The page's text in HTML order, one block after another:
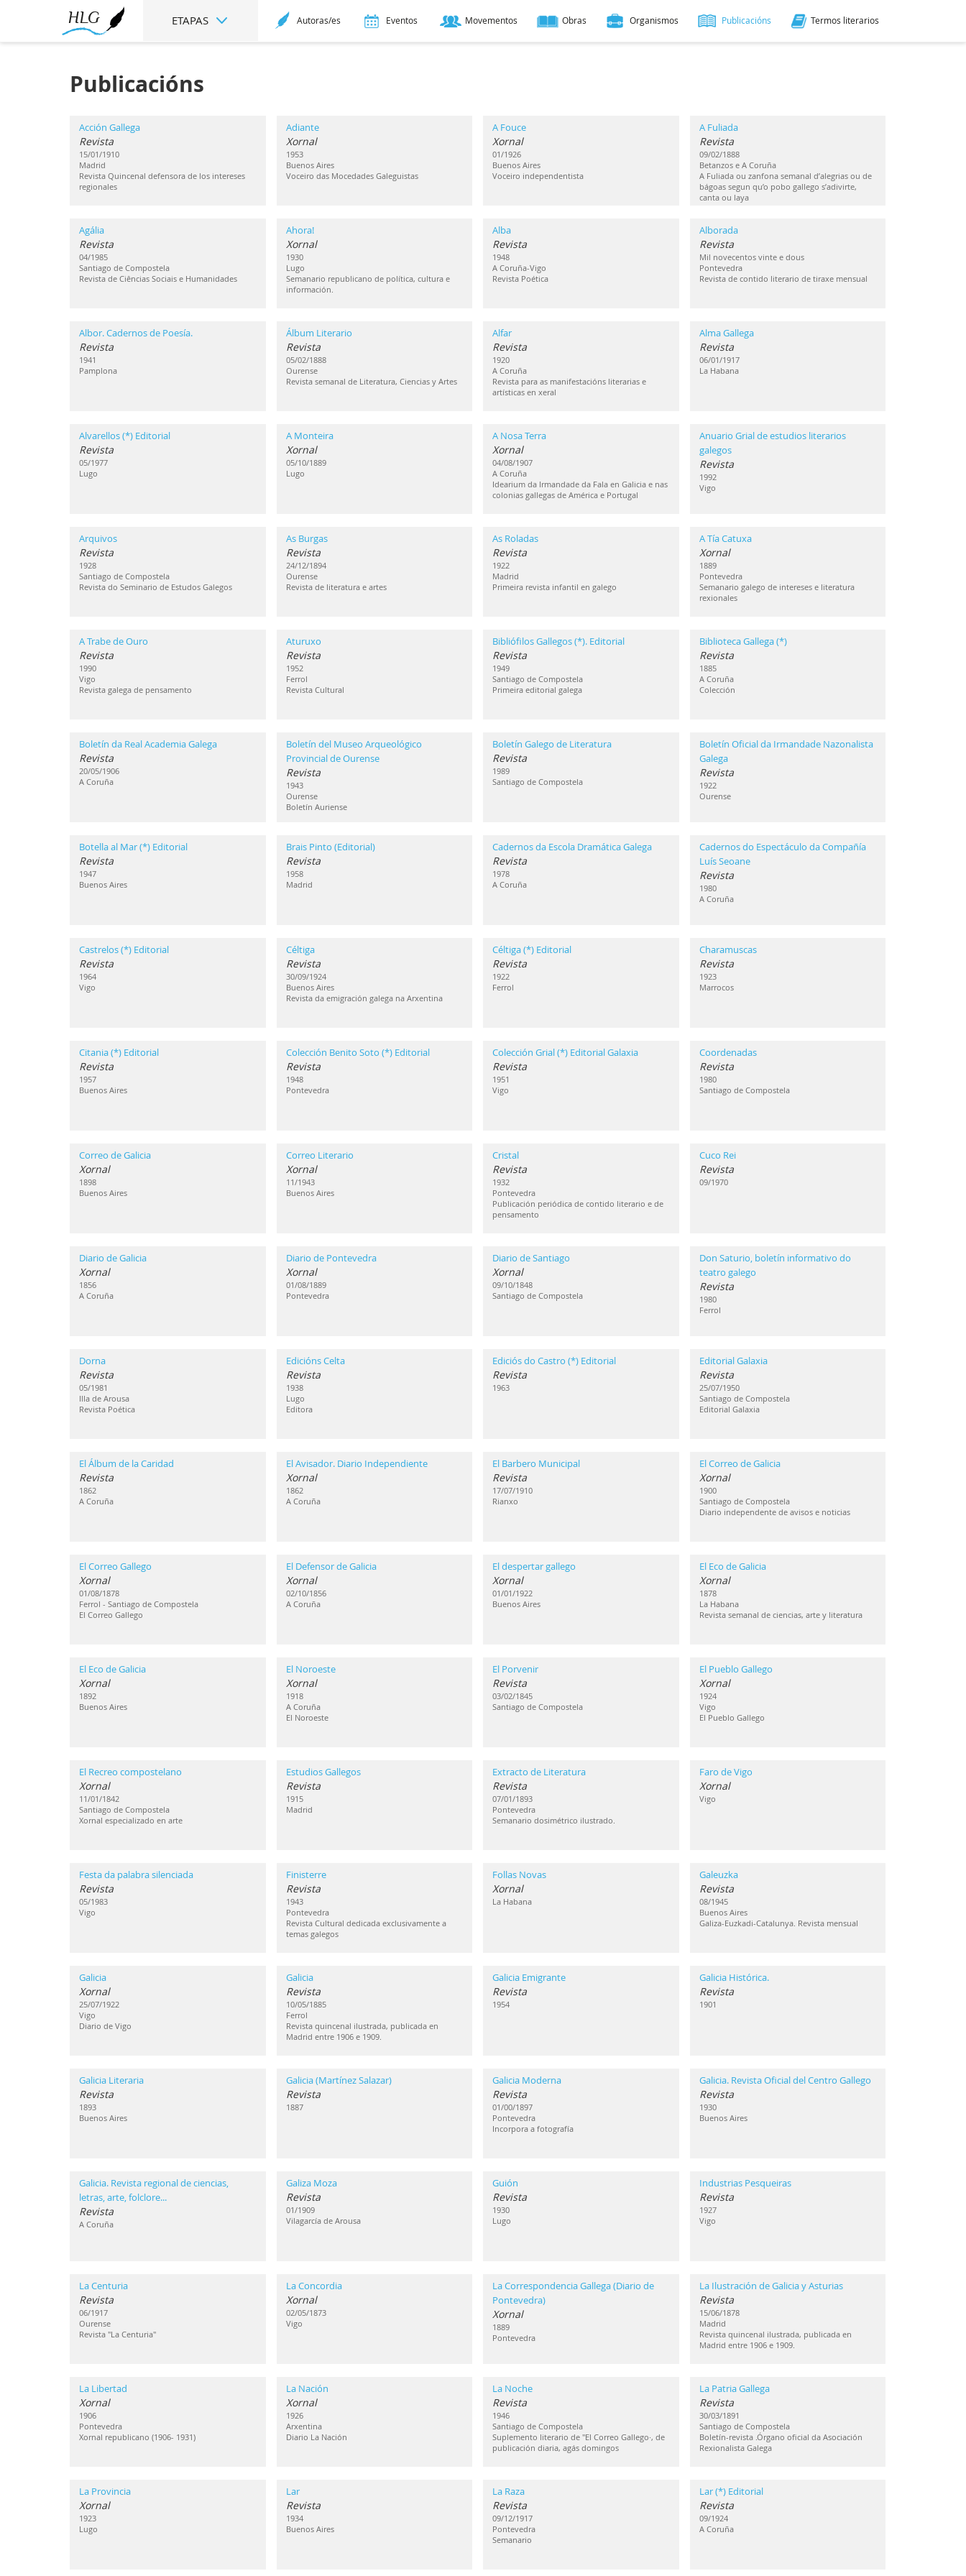
ETAPAS Autoras/es Eventos Movementos Obras Organismos Publicacións Termos literarios
Publicacións
Acción Gallega
Revista
15/01/1910
Madrid
Revista Quincenal defensora de los intereses
regionales
Adiante
Xornal
1953
Buenos Aires
Voceiro das Mocedades Galeguistas
A Fouce
Xornal
01/1926
Buenos Aires
Voceiro independentista
A Fuliada
Revista
09/02/1888
Betanzos e A Coruña
A Fuliada ou zanfona semanal d’alegrias ou de
bágoas segun qu’o pobo gallego s’adivirte,
canta ou laya
Agália
Revista
04/1985
Santiago de Compostela
Revista de Ciências Sociais e Humanidades
Ahora!
Xornal
1930
Lugo
Semanario republicano de política, cultura e
información.
Alba
Revista
1948
A Coruña-Vigo
Revista Poética
Alborada
Revista
Mil novecentos vinte e dous
Pontevedra
Revista de contido literario de tiraxe mensual
Albor. Cadernos de Poesía.
Revista
1941
Pamplona
Álbum Literario
Revista
05/02/1888
Ourense
Revista semanal de Literatura, Ciencias y Artes
Alfar
Revista
1920
A Coruña
Revista para as manifestacións literarias e
artísticas en xeral
Alma Gallega
Revista
06/01/1917
La Habana
Alvarellos (*) Editorial
Revista
05/1977
Lugo
A Monteira
Xornal
05/10/1889
Lugo
A Nosa Terra
Xornal
04/08/1907
A Coruña
Idearium da Irmandade da Fala en Galicia e nas
colonias gallegas de América e Portugal
Anuario Grial de estudios literarios
galegos
Revista
1992
Vigo
Arquivos
Revista
1928
Santiago de Compostela
Revista do Seminario de Estudos Galegos
As Burgas
Revista
24/12/1894
Ourense
Revista de literatura e artes
As Roladas
Revista
1922
Madrid
Primeira revista infantil en galego
A Tía Catuxa
Xornal
1889
Pontevedra
Semanario galego de intereses e literatura
rexionales
A Trabe de Ouro
Revista
1990
Vigo
Revista galega de pensamento
Aturuxo
Revista
1952
Ferrol
Revista Cultural
Bibliófilos Gallegos (*). Editorial
Revista
1949
Santiago de Compostela
Primeira editorial galega
Biblioteca Gallega (*)
Revista
1885
A Coruña
Colección
Boletín da Real Academia Galega
Revista
20/05/1906
A Coruña
Boletín del Museo Arqueológico
Provincial de Ourense
Revista
1943
Ourense
Boletín Auriense
Boletín Galego de Literatura
Revista
1989
Santiago de Compostela
Boletín Oficial da Irmandade Nazonalista
Galega
Revista
1922
Ourense
Botella al Mar (*) Editorial
Revista
1947
Buenos Aires
Brais Pinto (Editorial)
Revista
1958
Madrid
Cadernos da Escola Dramática Galega
Revista
1978
A Coruña
Cadernos do Espectáculo da Compañía
Luís Seoane
Revista
1980
A Coruña
Castrelos (*) Editorial
Revista
1964
Vigo
Céltiga
Revista
30/09/1924
Buenos Aires
Revista da emigración galega na Arxentina
Céltiga (*) Editorial
Revista
1922
Ferrol
Charamuscas
Revista
1923
Marrocos
Citania (*) Editorial
Revista
1957
Buenos Aires
Colección Benito Soto (*) Editorial
Revista
1948
Pontevedra
Colección Grial (*) Editorial Galaxia
Revista
1951
Vigo
Coordenadas
Revista
1980
Santiago de Compostela
Correo de Galicia
Xornal
1898
Buenos Aires
Correo Literario
Xornal
11/1943
Buenos Aires
Cristal
Revista
1932
Pontevedra
Publicación periódica de contido literario e de
pensamento
Cuco Rei
Revista
09/1970
Diario de Galicia
Xornal
1856
A Coruña
Diario de Pontevedra
Xornal
01/08/1889
Pontevedra
Diario de Santiago
Xornal
09/10/1848
Santiago de Compostela
Don Saturio, boletín informativo do
teatro galego
Revista
1980
Ferrol
Dorna
Revista
05/1981
Illa de Arousa
Revista Poética
Edicións Celta
Revista
1938
Lugo
Editora
Ediciós do Castro (*) Editorial
Revista
1963
Editorial Galaxia
Revista
25/07/1950
Santiago de Compostela
Editorial Galaxia
El Álbum de la Caridad
Revista
1862
A Coruña
El Avisador. Diario Independiente
Xornal
1862
A Coruña
El Barbero Municipal
Revista
17/07/1910
Rianxo
El Correo de Galicia
Xornal
1900
Santiago de Compostela
Diario independente de avisos e noticias
El Correo Gallego
Xornal
01/08/1878
Ferrol - Santiago de Compostela
El Correo Gallego
El Defensor de Galicia
Xornal
02/10/1856
A Coruña
El despertar gallego
Xornal
01/01/1922
Buenos Aires
El Eco de Galicia
Xornal
1878
La Habana
Revista semanal de ciencias, arte y literatura
El Eco de Galicia
Xornal
1892
Buenos Aires
El Noroeste
Xornal
1918
A Coruña
El Noroeste
El Porvenir
Revista
03/02/1845
Santiago de Compostela
El Pueblo Gallego
Xornal
1924
Vigo
El Pueblo Gallego
El Recreo compostelano
Xornal
11/01/1842
Santiago de Compostela
Xornal especializado en arte
Estudios Gallegos
Revista
1915
Madrid
Extracto de Literatura
Revista
07/01/1893
Pontevedra
Semanario dosimétrico ilustrado.
Faro de Vigo
Xornal
Vigo
Festa da palabra silenciada
Revista
05/1983
Vigo
Finisterre
Revista
1943
Pontevedra
Revista Cultural dedicada exclusivamente a
temas galegos
Follas Novas
Xornal
La Habana
Galeuzka
Revista
08/1945
Buenos Aires
Galiza-Euzkadi-Catalunya. Revista mensual
Galicia
Xornal
25/07/1922
Vigo
Diario de Vigo
Galicia
Revista
10/05/1885
Ferrol
Revista quincenal ilustrada, publicada en
Madrid entre 1906 e 1909.
Galicia Emigrante
Revista
1954
Galicia Histórica.
Revista
1901
Galicia Literaria
Revista
1893
Buenos Aires
Galicia (Martínez Salazar)
Revista
1887
Galicia Moderna
Revista
01/00/1897
Pontevedra
Incorpora a fotografía
Galicia. Revista Oficial del Centro Gallego
Revista
1930
Buenos Aires
Galicia. Revista regional de ciencias,
letras, arte, folclore...
Revista
A Coruña
Galiza Moza
Revista
01/1909
Vilagarcía de Arousa
Guión
Revista
1930
Lugo
Industrias Pesqueiras
Revista
1927
Vigo
La Centuria
Revista
06/1917
Ourense
Revista "La Centuria"
La Concordia
Xornal
02/05/1873
Vigo
La Correspondencia Gallega (Diario de
Pontevedra)
Xornal
1889
Pontevedra
La Ilustración de Galicia y Asturias
Revista
15/06/1878
Madrid
Revista quincenal ilustrada, publicada en
Madrid entre 1906 e 1909.
La Libertad
Xornal
1906
Pontevedra
Xornal republicano (1906- 1931)
La Nación
Xornal
1926
Arxentina
Diario La Nación
La Noche
Revista
1946
Santiago de Compostela
Suplemento literario de "El Correo Gallego·, de
publicación diaria, agás domingos
La Patria Gallega
Revista
30/03/1891
Santiago de Compostela
Boletín-revista .Órgano oficial da Asociación
Rexionalista Galega
La Provincia
Xornal
1923
Lugo
Lar
Revista
1934
Buenos Aires
La Raza
Revista
09/12/1917
Pontevedra
Semanario
Lar (*) Editorial
Revista
09/1924
A Coruña